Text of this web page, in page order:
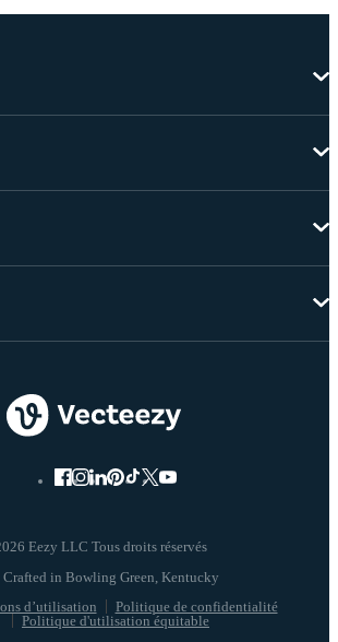
Eezy LLC Tous droits réservés
d’utilisation
Politique de confidentialité
Politique d'utilisation équitable